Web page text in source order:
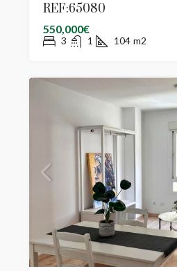
REF:65080
550,000€
3 1 104 m2